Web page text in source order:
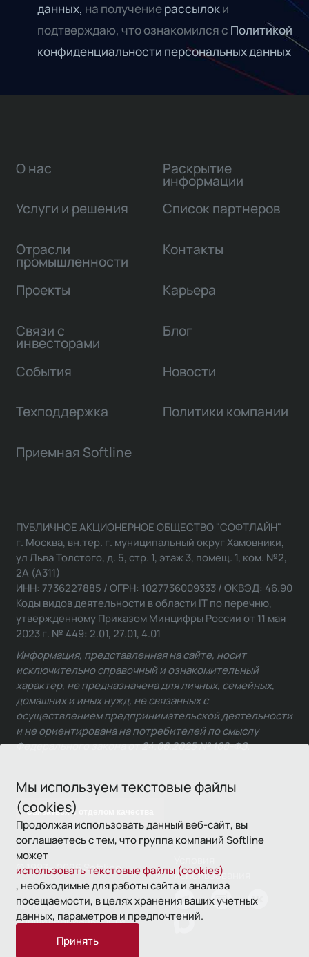
данных, на получениерассылоки
подтверждаю, что ознакомился с Политикой
конфиденциальности персональных данных
Мы используем текстовые файлы
(cookies)
Продолжая использовать данный веб-сайт, вы
соглашаетесь с тем, что группа компаний Softline
может
использовать текстовые файлы (cookies)
, необходимые для работы сайта и анализа
посещаемости, в целях хранения ваших учетных
данных, параметров и предпочтений.
Принять
О нас
Услуги и решения
Отрасли
промышленности
Проекты
Связи с
инвесторами
Раскрытие
информации
Список партнеров
Контакты
Карьера
Блог
События Новости
Техподдержка Политики компании
Приемная Softline
Связаться с отделом качества
ПУБЛИЧНОЕ АКЦИОНЕРНОЕ ОБЩЕСТВО "СОФТЛАЙН"
г. Москва, вн.тер. г. муниципальный округ Хамовники,
ул Льва Толстого, д. 5, стр. 1, этаж 3, помещ. 1, ком. №2,
2А (А311)
ИНН: 7736227885 / ОГРН: 1027736009333 / ОКВЭД: 46.90
Коды видов деятельности в области IT по перечню,
утвержденному Приказом Минцифры России от 11 мая
2023 г. № 449: 2.01, 27.01, 4.01
Информация, представленная на сайте, носит
исключительно справочный и ознакомительный
характер, не предназначена для личных, семейных,
домашних и иных нужд, не связанных с
осуществлением предпринимательской деятельности
и не ориентирована на потребителей по смыслу
Федерального закона от 24.06.2025 № 168-ФЗ.
© 1993—2026 Softline
использования
Политика
конфиденциальности